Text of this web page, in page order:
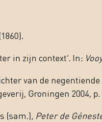
in zĳn context'. In:
van de
Groningen 2004, p.
(sam.), Peter de